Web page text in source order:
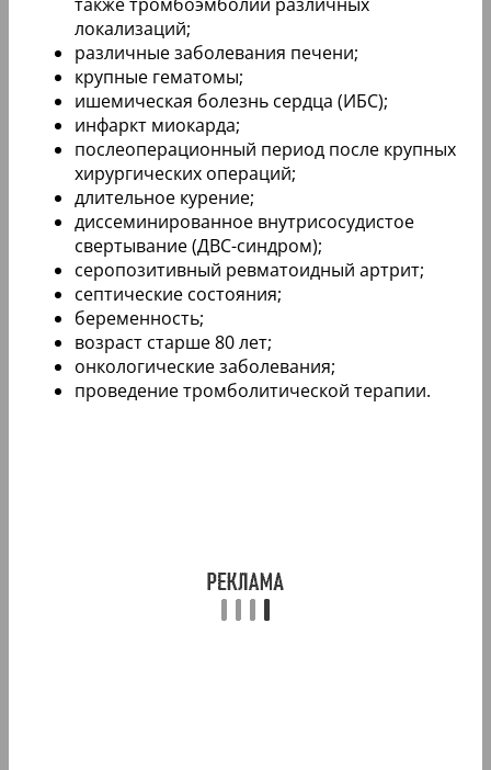
локализаций;
различные заболевания печени;
крупные гематомы;
ишемическая болезнь сердца (ИБС);
инфаркт миокарда;
послеоперационный период после крупных
хирургических операций;
длительное курение;
диссеминированное внутрисосудистое
свертывание (ДВС-синдром);
серопозитивный ревматоидный артрит;
септические состояния;
беременность;
возраст старше 80 лет;
онкологические заболевания;
проведение тромболитической терапии.